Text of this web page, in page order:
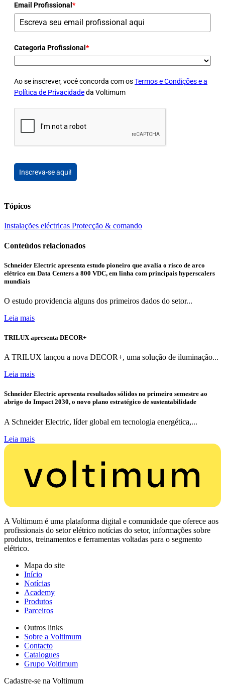
Email Profissional *
Categoria Profissional *
Ao se inscrever, você concorda com osTermos e Condições e a
Política de Privacidadeda Voltimum
Inscreva-se aqui!
Tópicos
Instalações eléctricas Protecção & comando
Conteúdos relacionados
Schneider Electric apresenta estudo pioneiro que avalia o risco de arco
elétrico em Data Centers a 800 VDC, em linha com principais hyperscalers
mundiais
O estudo providencia alguns dos primeiros dados do setor...
Leia mais
TRILUX apresenta DECOR+
A TRILUX lançou a nova DECOR+, uma solução de iluminação...
Leia mais
Schneider Electric apresenta resultados sólidos no primeiro semestre ao
abrigo do Impact 2030, o novo plano estratégico de sustentabilidade
A Schneider Electric, líder global em tecnologia energética,...
Leia mais
A Voltimum é uma plataforma digital e comunidade que oferece aos
profissionais do setor elétrico notícias do setor, informações sobre
produtos, treinamentos e ferramentas voltadas para o segmento
elétrico.
Mapa do site
Início
Notícias
Academy
Produtos
Parceiros
Outros links
Sobre a Voltimum
Contacto
Catalogues
Grupo Voltimum
Cadastre-se na Voltimum